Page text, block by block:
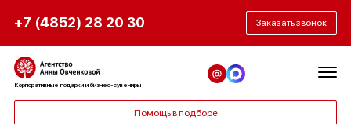
+7 (4852) 28 20 30 Заказать звонок
Корпоративные подарки и бизнес-сувениры
Помощь в подборе